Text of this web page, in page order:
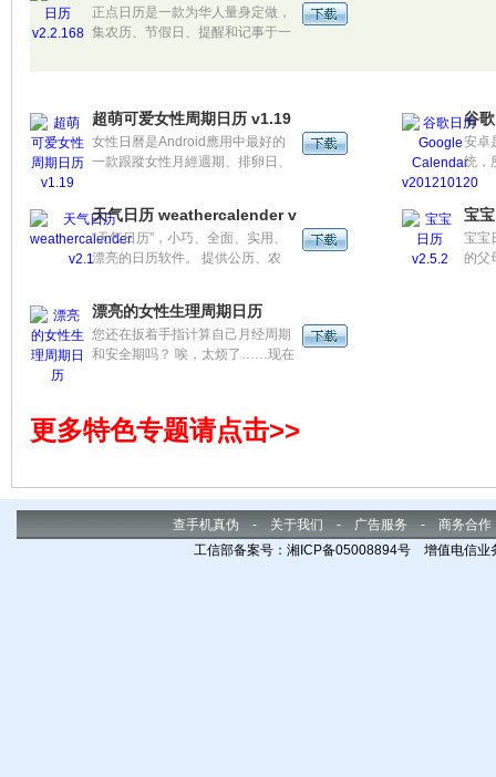
正点日历是一款为华人量身定做，
集农历、节假日、提醒和记事于一
超萌可爱女性周期日历 v1.19
女性日曆是Android應用中最好的
一款跟蹤女性月經週期、排卵日、
女性日曆脫穎而出。
谷
安卓
统，
板等
天气日历 weathercalender v2.1
“天气日历”，小巧、全面、实用、
漂亮的日历软件。 提供公历、农
惯，高效便捷，是国人生活的必备
软件。
宝
宝宝
的父
漂亮的女性生理周期日历
您还在扳着手指计算自己月经周期
和安全期吗？ 唉，太烦了……现在
友”女性生理周期软件就是想帮助您
合理的安排自己的生活，让现代女
更多特色专题请点击>>
查手机真伪 - 关于我们 - 广告服务 - 商务合作
工信部备案号：湘ICP备05008894号 增值电信